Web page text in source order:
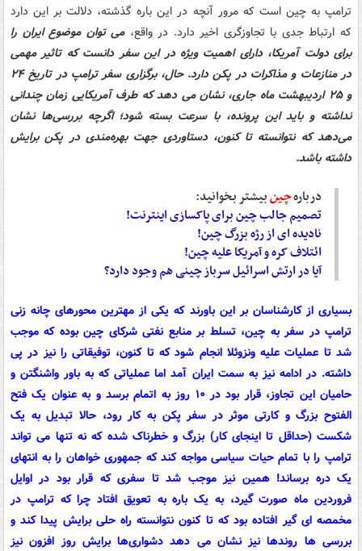
ترامپ به چین است که مرور آنچه در این باره گذشته، دلالت بر این دارد
که ارتباط جدی با تجاوزگری اخیر دارد. در واقع،می توان موضوع ایران را
برای دولت آمریکا، دارای اهمیت ویژه در این سفر دانست که تاثیر مهمی
در منازعات و مذاکرات در پکن دارد. حال، برگزاری سفر ترامپ در تاریخ ۲۴
و ۲۵ اردیبهشت ماه جاری، نشان می دهد که طرف آمریکایی زمان چندانی
نداشته و باید این پرونده، با سرعت بسته شود؛ اگرچه بررسی‌ها نشان
می‌دهد که نتوانسته تا کنون، دستاوردی جهت بهره‌مندی در پکن برایش
داشته باشد.
دربارهچینبیشتر بخوانید:
تصمیم جالب چین برای پاکسازی اینترنت!
نادیده ای از رژه بزرگ چین!
ائتلاف کره و آمریکا علیه چین!
آیا در ارتش اسرائیل سرباز چینی هم وجود دارد؟
بسیاری از کارشناسان بر این باورند که یکی از مهترین محورهای چانه زنی
ترامپ در سفر به چین، تسلط بر منابع نفتی شرکای چین بوده که موجب
شد تا عملیات علیه ونزوئلا انجام شود که تا کنون، توفیقاتی را نیز در پی
داشته. در ادامه نیز به سمت ایران آمد اما عملیاتی که به باور واشنگتن و
حامیان این تجاوز، قرار بود در ۱۰ روز به اتمام برسد و به عنوان یک فتح
الفتوح بزرگ و کارتی موثر در سفر پکن به کار رود، حالا تبدیل به یک
شکست (حداقل تا اینجای کار) بزرگ و خطرناک شده که نه تنها می تواند
ترامپ را با تمام حیات سیاسی مواجه کند که جمهوری خواهان را به انتهای
یک دره برساند! همین نیز موجب شد تا سفری که قرار بود در اوایل
فروردین ماه صورت گیرد، به یک باره به تعویق افتاد چرا که ترامپ در
مخمصه ای گیر افتاده بود که تا کنون نتوانسته راه حلی برایش پیدا کند و
بررسی ها روندها نیز نشان می دهد دشواری‌ها برایش روز افزون نیز